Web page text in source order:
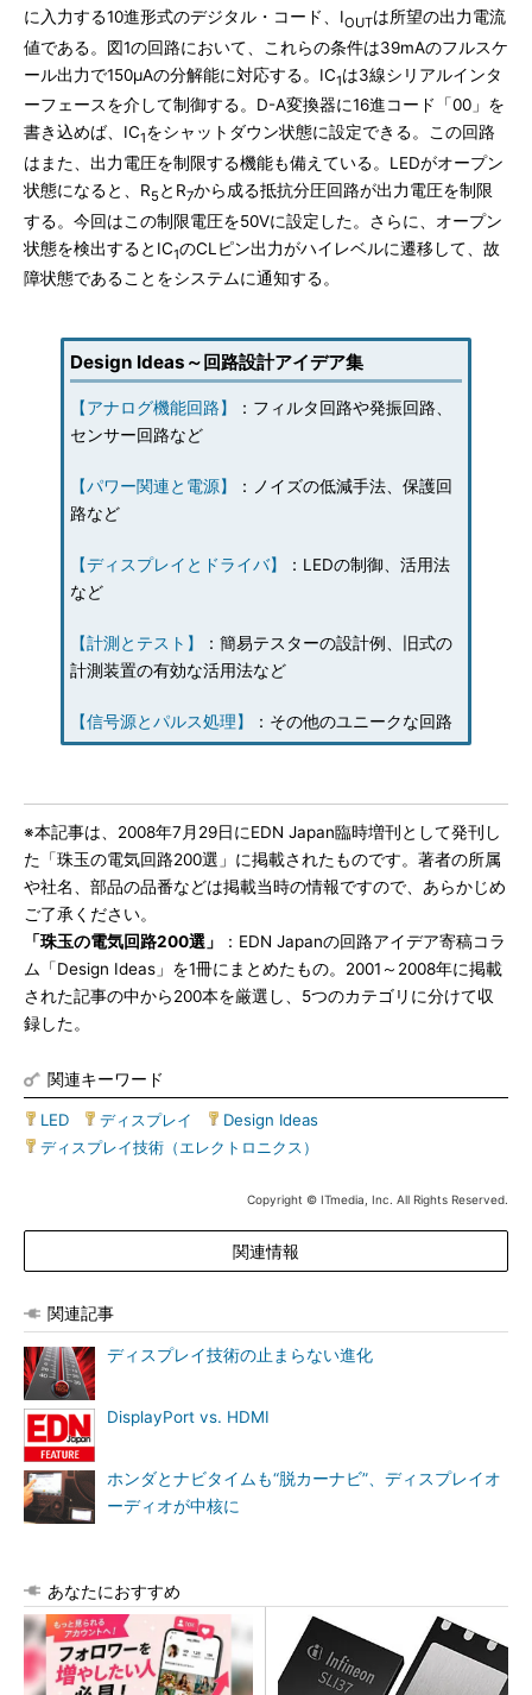
に入力する10進形式のデジタル・コード、IOUTは所望の出力電流
値である。図1の回路において、これらの条件は39mAのフルスケ
ール出力で150μAの分解能に対応する。IC1は3線シリアルインタ
ーフェースを介して制御する。D-A変換器に16進コード「00」を
書き込めば、IC1をシャットダウン状態に設定できる。この回路
はまた、出力電圧を制限する機能も備えている。LEDがオープン
状態になると、R5 とR7から成る抵抗分圧回路が出力電圧を制限
する。今回はこの制限電圧を50Vに設定した。さらに、オープン
状態を検出するとIC1のCLピン出力がハイレベルに遷移して、故
障状態であることをシステムに通知する。
Design Ideas～回路設計アイデア集
【アナログ機能回路】
：フィルタ回路や発振回路、
センサー回路など
【パワー関連と電源】
：ノイズの低減手法、保護回
路など
【ディスプレイとドライバ】
：LEDの制御、活用法
など
【計測とテスト】
：簡易テスターの設計例、旧式の
計測装置の有効な活用法など
【信号源とパルス処理】 ：その他のユニークな回路
※本記事は、2008年7月29日にEDN Japan臨時増刊として発刊し
た「珠玉の電気回路200選」に掲載されたものです。著者の所属
や社名、部品の品番などは掲載当時の情報ですので、あらかじめ
ご了承ください。
「珠玉の電気回路200選」
：EDN Japanの回路アイデア寄稿コラ
ム「Design Ideas」を1冊にまとめたもの。2001～2008年に掲載
された記事の中から200本を厳選し、5つのカテゴリに分けて収
録した。
関連キーワード
LED ディスプレイ Design Ideas
ディスプレイ技術（エレクトロニクス）
Copyright © ITmedia, Inc. All Rights Reserved.
関連情報
関連記事
ディスプレイ技術の止まらない進化
DisplayPort vs. HDMI
ホンダとナビタイムも“脱カーナビ”、ディスプレイオ
ーディオが中核に
あなたにおすすめ